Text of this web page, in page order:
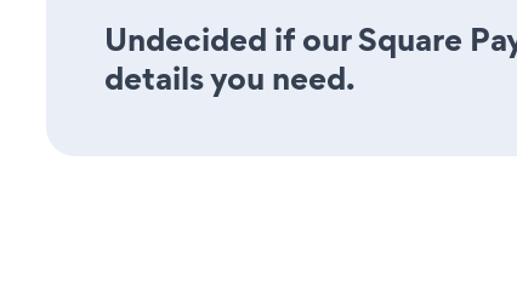
Undecided if our Square
details you need.